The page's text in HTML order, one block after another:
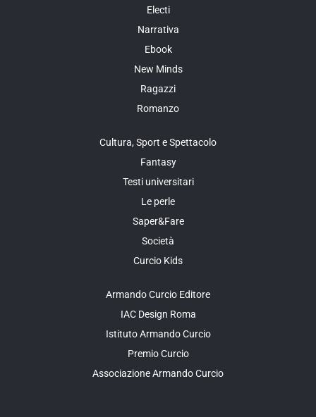
Electi
Narrativa
Ebook
New Minds
Ragazzi
Romanzo
Cultura, Sport e Spettacolo
Fantasy
Testi universitari
Le perle
Saper&Fare
Società
Curcio Kids
Armando Curcio Editore
IAC Design Roma
Istituto Armando Curcio
Premio Curcio
Associazione Armando Curcio